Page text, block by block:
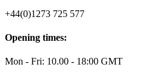
+44(0)1273 725 577
Opening times:
Mon - Fri: 10.00 - 18:00 GMT